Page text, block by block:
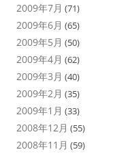
2009年7月 (71)
2009年6月 (65)
2009年5月 (50)
2009年4月 (62)
2009年3月 (40)
2009年2月 (35)
2009年1月 (33)
2008年12月 (55)
2008年11月 (59)